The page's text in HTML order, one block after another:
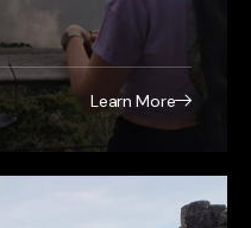
Learn More